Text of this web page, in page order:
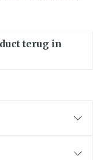
terug in